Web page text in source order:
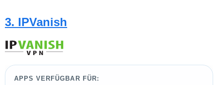
3. IPVanish
APPS VERFÜGBAR FÜR: